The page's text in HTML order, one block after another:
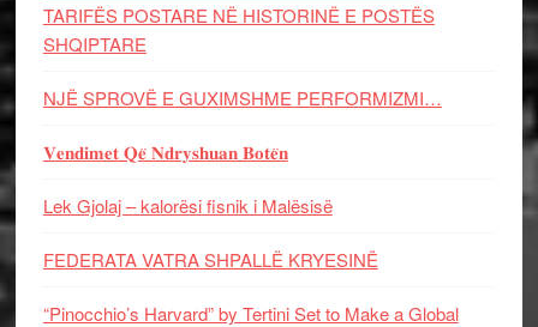
TARIFËS POSTARE NË HISTORINË E POSTËS
SHQIPTARE
NJË SPROVË E GUXIMSHME PERFORMIZMI…
𝐕𝐞𝐧𝐝𝐢𝐦𝐞𝐭 𝐐𝐞̈ 𝐍𝐝𝐫𝐲𝐬𝐡𝐮𝐚𝐧 𝐁𝐨𝐭𝐞̈𝐧
Lek Gjolaj – kalorësi fisnik i Malësisë
FEDERATA VATRA SHPALLË KRYESINË
“Pinocchio’s Harvard” by Tertini Set to Make a Global